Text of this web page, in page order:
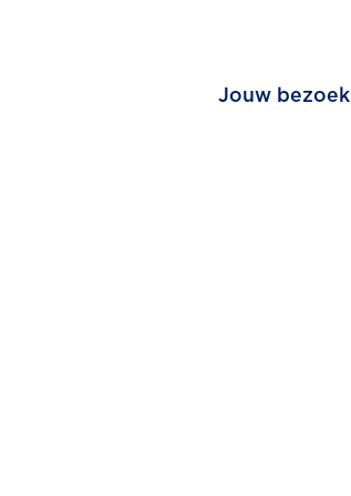
Jouw bezoek